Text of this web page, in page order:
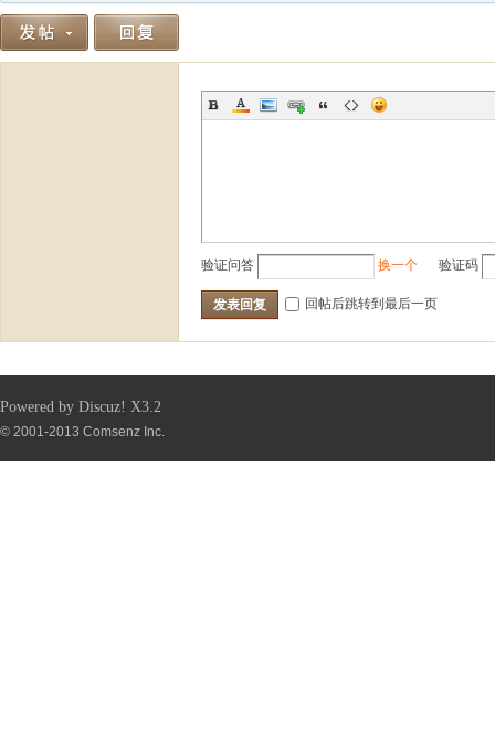
验证问答 换一个 验证码
发表回复 回帖后跳转到最后一页
Powered by Discuz! X3.2
© 2001-2013 Comsenz Inc.